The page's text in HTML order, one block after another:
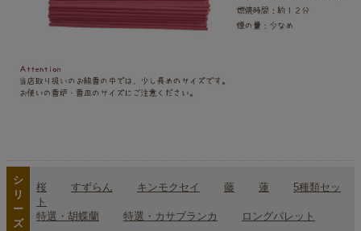
シ
リ
ー
ズ
桜 すずらん キンモクセイ 藤 蓮
5種類セッ
ト
特選・胡蝶蘭
特選・カサブランカ ロングパレット